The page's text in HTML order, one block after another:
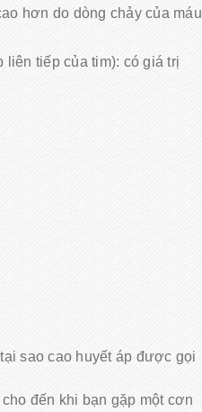
hơn do dòng chảy của máu
tiếp của tim): có giá trị
sao cao huyết áp được gọi
đến khi bạn gặp một cơn